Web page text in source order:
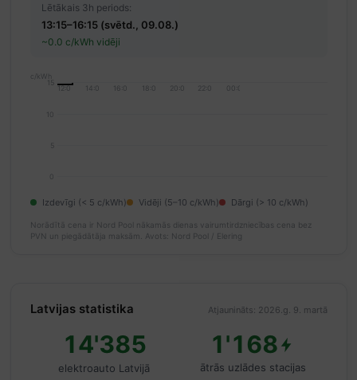
Lētākais 3h periods:
13:15–16:15 (svētd., 09.08.)
~0.0 c/kWh vidēji
c/kWh
0
5
10
15
12:00 14:00 16:00 18:00 20:00 22:00 00:00
Izdevīgi (< 5 c/kWh) Vidēji (5–10 c/kWh) Dārgi (> 10 c/kWh)
Norādītā cena ir Nord Pool nākamās dienas vairumtirdzniecības cena bez
PVN un piegādātāja maksām.
Avots: Nord Pool / Elering
Latvijas statistika Atjaunināts: 2026.g. 9. martā
14'385
elektroauto Latvijā
1'168
ātrās uzlādes stacijas